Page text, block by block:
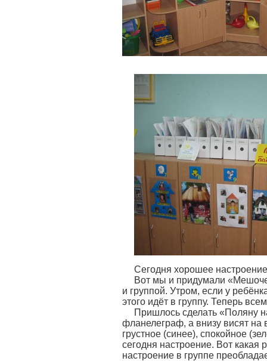
Сегодня хорошее
Вот мы и придумали
и группой. Утром, если у
этого идёт в группу. Теперь
Пришлось сделать «Поляну
фланелеграф, а внизу висят на
грустное (синее), спокойное
сегодня настроение. Вот какая
настроение в группе